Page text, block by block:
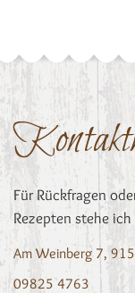
Für Rückfragen
Rezepten stehe
Am Weinberg 7,
09825 4763